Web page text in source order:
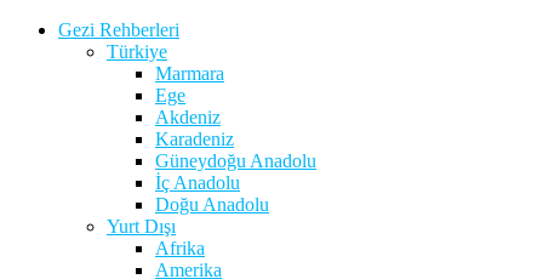
Gezi Rehberleri
Türkiye
Marmara
Ege
Akdeniz
Karadeniz
Güneydoğu Anadolu
İç Anadolu
Doğu Anadolu
Yurt Dışı
Afrika
Amerika